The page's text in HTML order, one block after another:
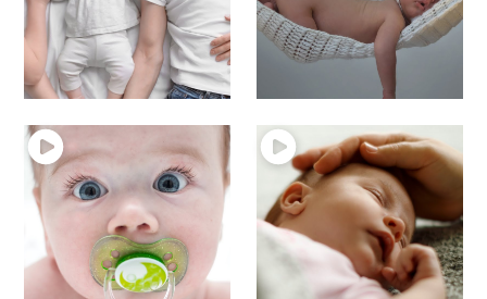
8 – Que dire sur le
cododo ?
sommeil de bébé
7 – Comment coucher
bébé ?
sommeil de bébé
6 – La tétine de bébé
sommeil de bébé
4 – Sommeil –
Conseils de 6 à 12